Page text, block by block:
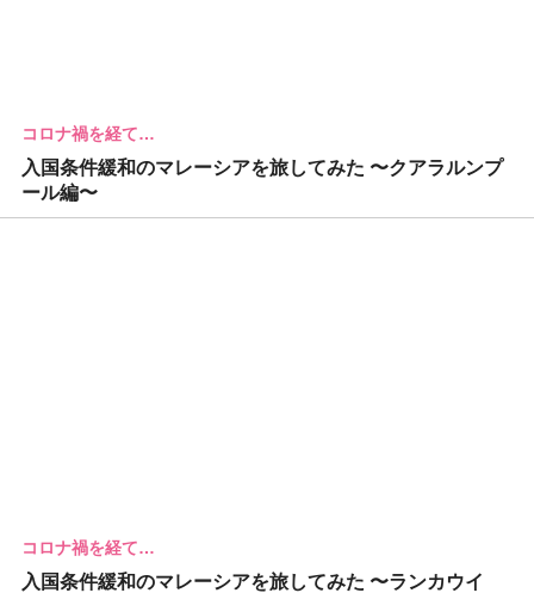
コロナ禍を経て…
入国条件緩和のマレーシアを旅してみた 〜クアラルンプ
ール編〜
コロナ禍を経て…
入国条件緩和のマレーシアを旅してみた 〜ランカウイ